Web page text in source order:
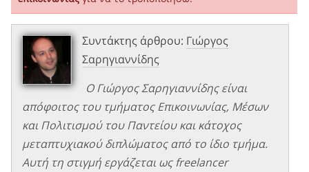
Συντάκτης άρθρου: Γιώργος
Σαρηγιαννίδης
Ο Γιώργος Σαρηγιαννίδης είναι
απόφοιτος του τμήματος Επικοινωνίας, Μέσων
και Πολιτισμού του Παντείου και κάτοχος
μεταπτυχιακού διπλώματος από το ίδιο τμήμα.
Αυτή τη στιγμή εργάζεται ως freelancer